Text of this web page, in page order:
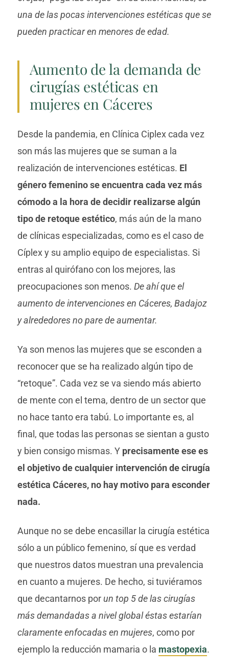
una de las pocas intervenciones estéticas que se
pueden practicar en menores de edad.
Aumento de la demanda de
cirugías estéticas en
mujeres en Cáceres
Desde la pandemia, en Clínica Ciplex cada vez
son más las mujeres que se suman a la
realización de intervenciones estéticas. El
género femenino se encuentra cada vez más
cómodo a la hora de decidir realizarse algún
tipo de retoque estético, más aún de la mano
de clínicas especializadas, como es el caso de
Cíplex y su amplio equipo de especialistas. Si
entras al quirófano con los mejores, las
preocupaciones son menos. De ahí que el
aumento de intervenciones en Cáceres, Badajoz
y alrededores no pare de aumentar.
Ya son menos las mujeres que se esconden a
reconocer que se ha realizado algún tipo de
“retoque”. Cada vez se va siendo más abierto
de mente con el tema, dentro de un sector que
no hace tanto era tabú. Lo importante es, al
final, que todas las personas se sientan a gusto
y bien consigo mismas. Y precisamente ese es
el objetivo de cualquier intervención de cirugía
estética Cáceres, no hay motivo para esconder
nada.
Aunque no se debe encasillar la cirugía estética
sólo a un público femenino, sí que es verdad
que nuestros datos muestran una prevalencia
en cuanto a mujeres. De hecho, si tuviéramos
que decantarnos por un top 5 de las cirugías
más demandadas a nivel global éstas estarían
claramente enfocadas en mujeres, como por
ejemplo la reducción mamaria o la mastopexia.